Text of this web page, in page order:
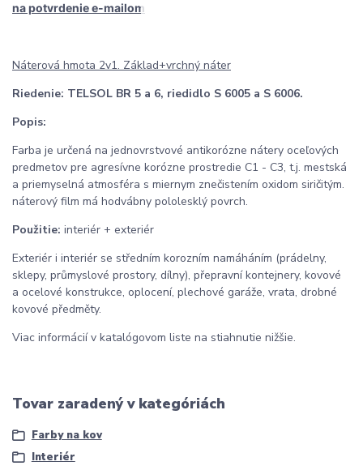
na potvrdenie e-mailom
Náterová hmota 2v1. Základ+vrchný náter
Riedenie: TELSOL BR 5 a 6, riedidlo S 6005 a S 6006.
Popis:
Farba je určená na jednovrstvové antikorózne nátery oceľových
predmetov pre agresívne korózne prostredie C1 - C3, t.j. mestská
a priemyselná atmosféra s miernym znečistením oxidom siričitým.
náterový film má hodvábny pololesklý povrch.
Použitie: interiér + exteriér
Exteriér i interiér se středním korozním namáháním (prádelny,
sklepy, průmyslové prostory, dílny), přepravní kontejnery, kovové
a ocelové konstrukce, oplocení, plechové garáže, vrata, drobné
kovové předměty.
Viac informácií v katalógovom liste na stiahnutie nižšie.
Tovar zaradený v kategóriách
Farby na kov
Interiér